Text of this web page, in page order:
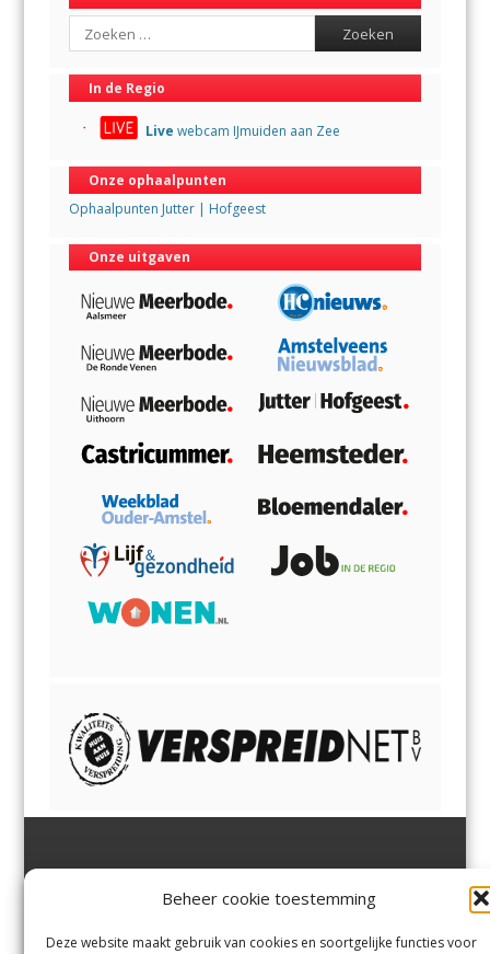
Beheer cookie toestemming
Deze website maakt gebruik van cookies en soortgelijke functies voor
Search
In de Regio
Live webcam IJmuiden aan Zee
Onze ophaalpunten
Ophaalpunten Jutter | Hofgeest
Onze uitgaven
Margadantstraat 34
0255-533900
Velserbroek,Velsen-Zuid,
Zuid,Driehuisen